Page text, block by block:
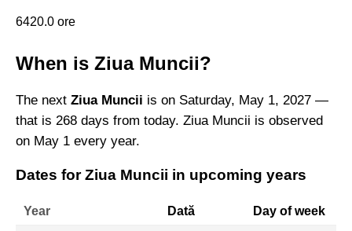
6420.0 ore
When is Ziua Muncii?
The next Ziua Muncii is on Saturday, May 1, 2027 —
that is 268 days from today. Ziua Muncii is observed
on May 1 every year.
Dates for Ziua Muncii in upcoming years
Year Dată Day of week